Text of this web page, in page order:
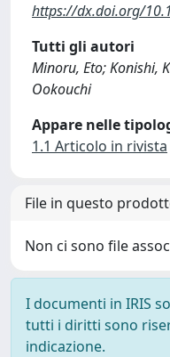
https://dx.doi.org/
Tutti gli autori
Minoru, Eto; Konishi,
Ookouchi
Appare nelle
1.1 Articolo in rivista
File in questo
Non ci sono file
I documenti in IRIS
tutti i diritti sono
indicazione.